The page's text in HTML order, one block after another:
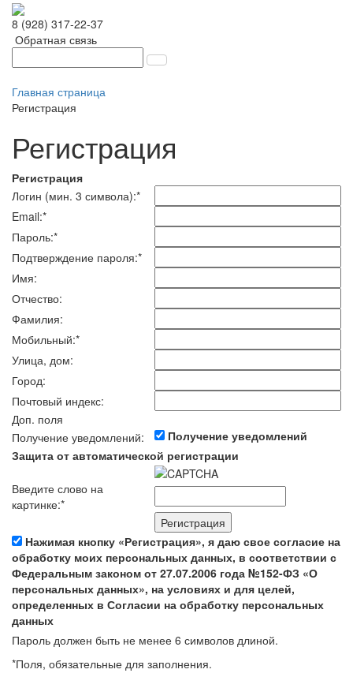
8 (928) 317-22-37
Обратная связь
Главная страница
Регистрация
Регистрация
Регистрация
Логин (мин. 3 символа):*
Email:*
Пароль:*
Подтверждение пароля:*
Имя:
Отчество:
Фамилия:
Мобильный:*
Улица, дом:
Город:
Почтовый индекс:
Доп. поля
Получение уведомлений:
Получение уведомлений
Защита от автоматической регистрации
Введите слово на
картинке:*
Нажимая кнопку «Регистрация», я даю свое согласие на
обработку моих персональных данных, в соответствии с
Федеральным законом от 27.07.2006 года №152-ФЗ «О
персональных данных», на условиях и для целей,
определенных в Согласии на обработку персональных
данных
Пароль должен быть не менее 6 символов длиной.
*Поля, обязательные для заполнения.